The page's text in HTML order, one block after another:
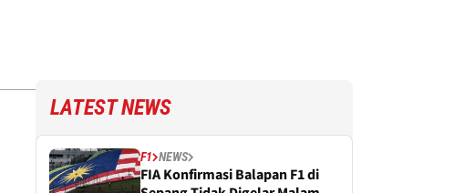
LATEST NEWS
F1 NEWS
FIA Konfirmasi Balapan F1 di